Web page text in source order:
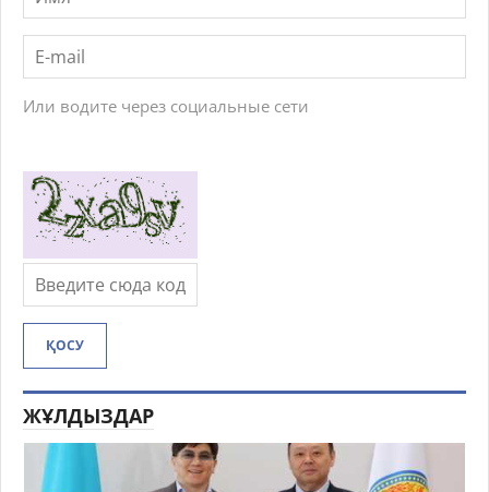
Или водите через социальные сети
ҚОСУ
ЖҰЛДЫЗДАР